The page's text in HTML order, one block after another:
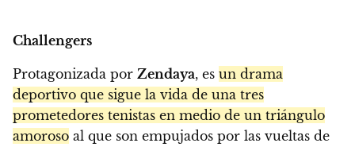
Challengers
Protagonizada por Zendaya, es un drama
deportivo que sigue la vida de una tres
prometedores tenistas en medio de un triángulo
amoroso al que son empujados por las vueltas de